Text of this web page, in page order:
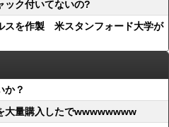
ック付いてないの?
スを作製 米スタンフォード大学が
か？
大量購入したでwwwwwwww